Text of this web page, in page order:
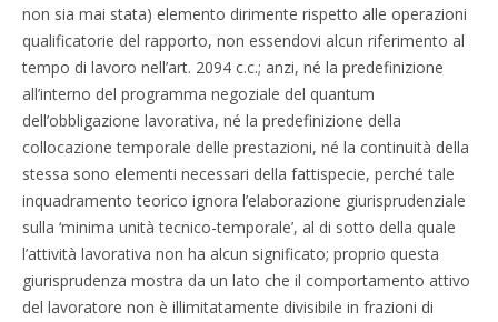
non sia mai stata) elemento dirimente rispetto alle operazioni
qualificatorie del rapporto, non essendovi alcun riferimento al
tempo di lavoro nell’art. 2094 c.c.; anzi, né la predefinizione
all’interno del programma negoziale del quantum
dell’obbligazione lavorativa, né la predefinizione della
collocazione temporale delle prestazioni, né la continuità della
stessa sono elementi necessari della fattispecie, perché tale
inquadramento teorico ignora l’elaborazione giurisprudenziale
sulla ‘minima unità tecnico-temporale’, al di sotto della quale
l’attività lavorativa non ha alcun significato; proprio questa
giurisprudenza mostra da un lato che il comportamento attivo
del lavoratore non è illimitatamente divisibile in frazioni di